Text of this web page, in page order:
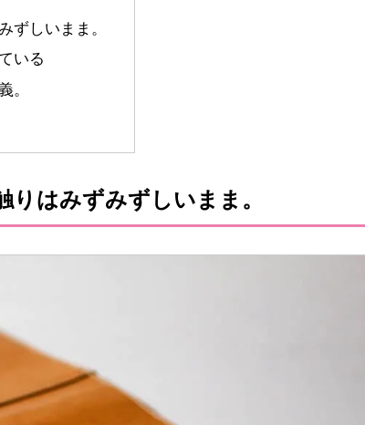
ずしいまま。
いる
。
はみずみずしいまま。